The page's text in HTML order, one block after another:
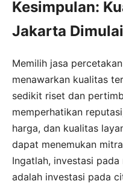
Kesimpulan:
Jakarta
Memilih jasa
menawarkan kualitas
sedikit riset dan
memperhatikan
harga, dan kualitas
dapat menemukan
Ingatlah, investasi
adalah investasi pada